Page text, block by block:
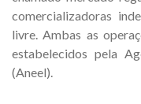
comercializadoras
livre. Ambas as
estabelecidos pela
(Aneel).